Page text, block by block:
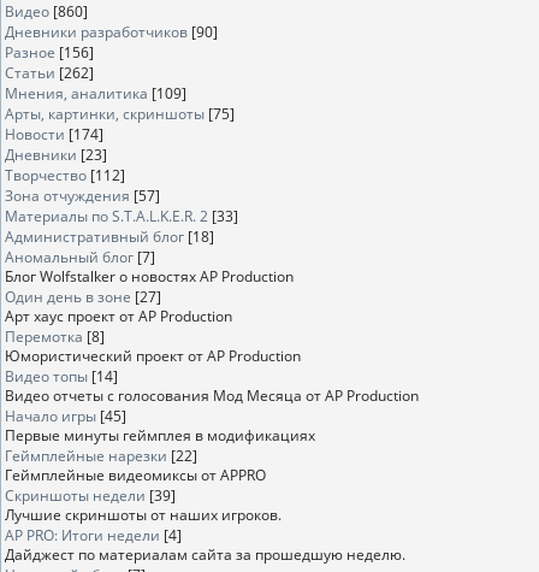
Видео [860]
Дневники разработчиков [90]
Разное [156]
Статьи [262]
Мнения, аналитика [109]
Арты, картинки, скриншоты [75]
Новости [174]
Дневники [23]
Творчество [112]
Зона отчуждения [57]
Материалы по S.T.A.L.K.E.R. 2 [33]
Административный блог [18]
Аномальный блог [7]
Блог Wolfstalker о новостях AP Production
Один день в зоне [27]
Арт хаус проект от AP Production
Перемотка [8]
Юмористический проект от AP Production
Видео топы [14]
Видео отчеты с голосования Мод Месяца от AP Production
Начало игры [45]
Первые минуты геймплея в модификациях
Геймплейные нарезки [22]
Геймплейные видеомиксы от APPRO
Скриншоты недели [39]
Лучшие скриншоты от наших игроков.
AP PRO: Итоги недели [4]
Дайджест по материалам сайта за прошедшую неделю.